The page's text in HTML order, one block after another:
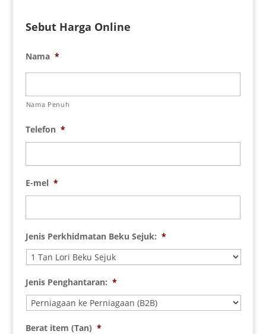
Sebut Harga Online
Nama *
Nama Penuh
Telefon *
E-mel *
Jenis Perkhidmatan Beku Sejuk: *
Jenis Penghantaran: *
Berat item (Tan) *